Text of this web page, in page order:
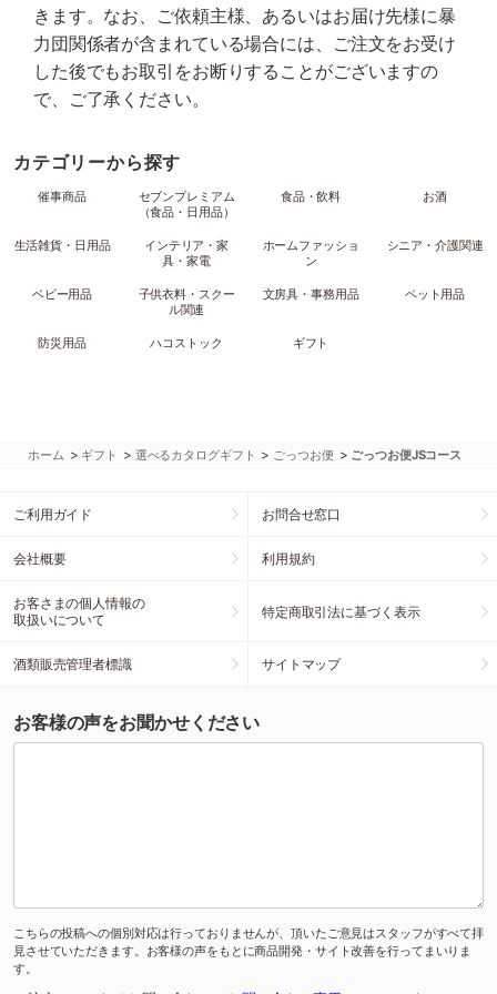
きます。なお、ご依頼主様、あるいはお届け先様に暴
力団関係者が含まれている場合には、ご注文をお受け
した後でもお取引をお断りすることがございますの
で、ご了承ください。
カテゴリーから探す
催事商品
セブンプレミアム
（食品・日用品）
食品・飲料 お酒
生活雑貨・日用品
インテリア・家
具・家電
ホームファッショ
ン
シニア・介護関連
ベビー用品
子供衣料・スクー
ル関連
文房具・事務用品 ペット用品
防災用品 ハコストック ギフト
ホーム > ギフト > 選べるカタログギフト > ごっつお便 > ごっつお便JSコース
ご利用ガイド お問合せ窓口
会社概要 利用規約
お客さまの個人情報の
取扱いについて
特定商取引法に基づく表示
酒類販売管理者標識 サイトマップ
お客様の声をお聞かせください
こちらの投稿への個別対応は行っておりませんが、頂いたご意見はスタッフがすべて拝
見させていただきます。お客様の声をもとに商品開発・サイト改善を行ってまいりま
す。